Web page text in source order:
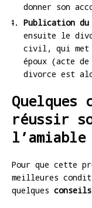
donner son
Publication
ensuite le
civil, qui met
époux (acte
divorce est
Quelques
réussir
Pour que cette
meilleures
quelques